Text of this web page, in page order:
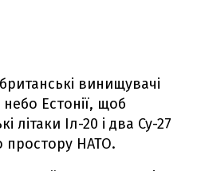
винищувачі
Естонії, щоб
літаки Іл-20 і два Су-27
простору НАТО.